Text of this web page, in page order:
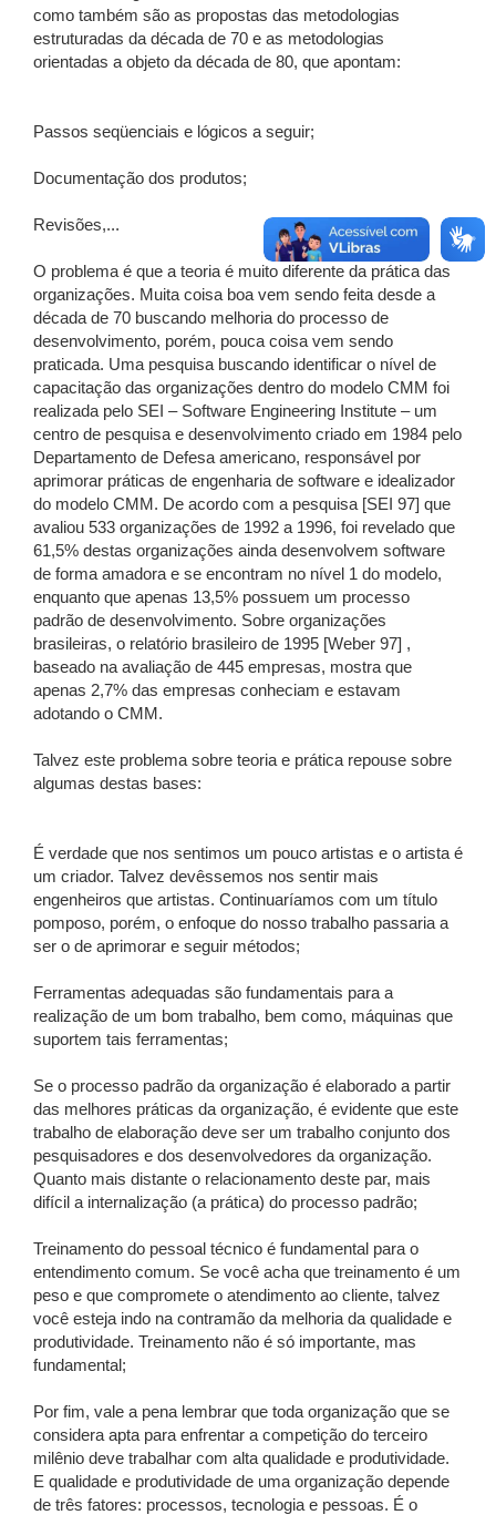
como também são as propostas das metodologias
estruturadas da década de 70 e as metodologias
orientadas a objeto da década de 80, que apontam:
Passos seqüenciais e lógicos a seguir;
Documentação dos produtos;
Revisões,...
O problema é que a teoria é muito diferente da prática das
organizações. Muita coisa boa vem sendo feita desde a
década de 70 buscando melhoria do processo de
desenvolvimento, porém, pouca coisa vem sendo
praticada. Uma pesquisa buscando identificar o nível de
capacitação das organizações dentro do modelo CMM foi
realizada pelo SEI – Software Engineering Institute – um
centro de pesquisa e desenvolvimento criado em 1984 pelo
Departamento de Defesa americano, responsável por
aprimorar práticas de engenharia de software e idealizador
do modelo CMM. De acordo com a pesquisa [SEI 97] que
avaliou 533 organizações de 1992 a 1996, foi revelado que
61,5% destas organizações ainda desenvolvem software
de forma amadora e se encontram no nível 1 do modelo,
enquanto que apenas 13,5% possuem um processo
padrão de desenvolvimento. Sobre organizações
brasileiras, o relatório brasileiro de 1995 [Weber 97] ,
baseado na avaliação de 445 empresas, mostra que
apenas 2,7% das empresas conheciam e estavam
adotando o CMM.
Talvez este problema sobre teoria e prática repouse sobre
algumas destas bases:
É verdade que nos sentimos um pouco artistas e o artista é
um criador. Talvez devêssemos nos sentir mais
engenheiros que artistas. Continuaríamos com um título
pomposo, porém, o enfoque do nosso trabalho passaria a
ser o de aprimorar e seguir métodos;
Ferramentas adequadas são fundamentais para a
realização de um bom trabalho, bem como, máquinas que
suportem tais ferramentas;
Se o processo padrão da organização é elaborado a partir
das melhores práticas da organização, é evidente que este
trabalho de elaboração deve ser um trabalho conjunto dos
pesquisadores e dos desenvolvedores da organização.
Quanto mais distante o relacionamento deste par, mais
difícil a internalização (a prática) do processo padrão;
Treinamento do pessoal técnico é fundamental para o
entendimento comum. Se você acha que treinamento é um
peso e que compromete o atendimento ao cliente, talvez
você esteja indo na contramão da melhoria da qualidade e
produtividade. Treinamento não é só importante, mas
fundamental;
Por fim, vale a pena lembrar que toda organização que se
considera apta para enfrentar a competição do terceiro
milênio deve trabalhar com alta qualidade e produtividade.
E qualidade e produtividade de uma organização depende
de três fatores: processos, tecnologia e pessoas. É o